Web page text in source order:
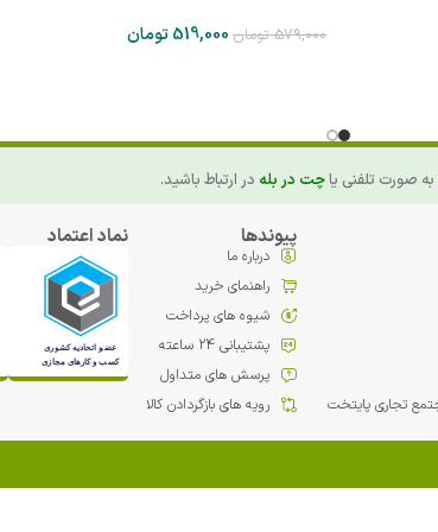
579,000 تومان 519,000تومان
به صورت تلفنی یاچت در بله در ارتباط باشید.
پیوندها
درباره ما
راهنمای خرید
شیوه های پرداخت
پشتیبانی 24 ساعته
پرسش های متداول
رویه های بازگردادن کالا
نماد اعتماد